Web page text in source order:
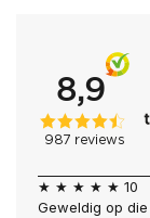
★ ★ ★ ★ ★ 10
Geweldig op